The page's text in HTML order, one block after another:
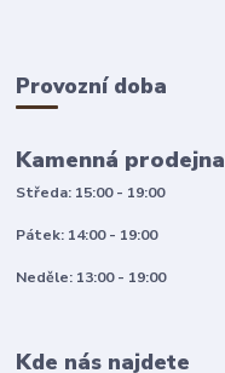
Provozní doba
Kamenná prodejna
Středa: 15:00 - 19:00
Pátek: 14:00 - 19:00
Neděle: 13:00 - 19:00
Kde nás najdete